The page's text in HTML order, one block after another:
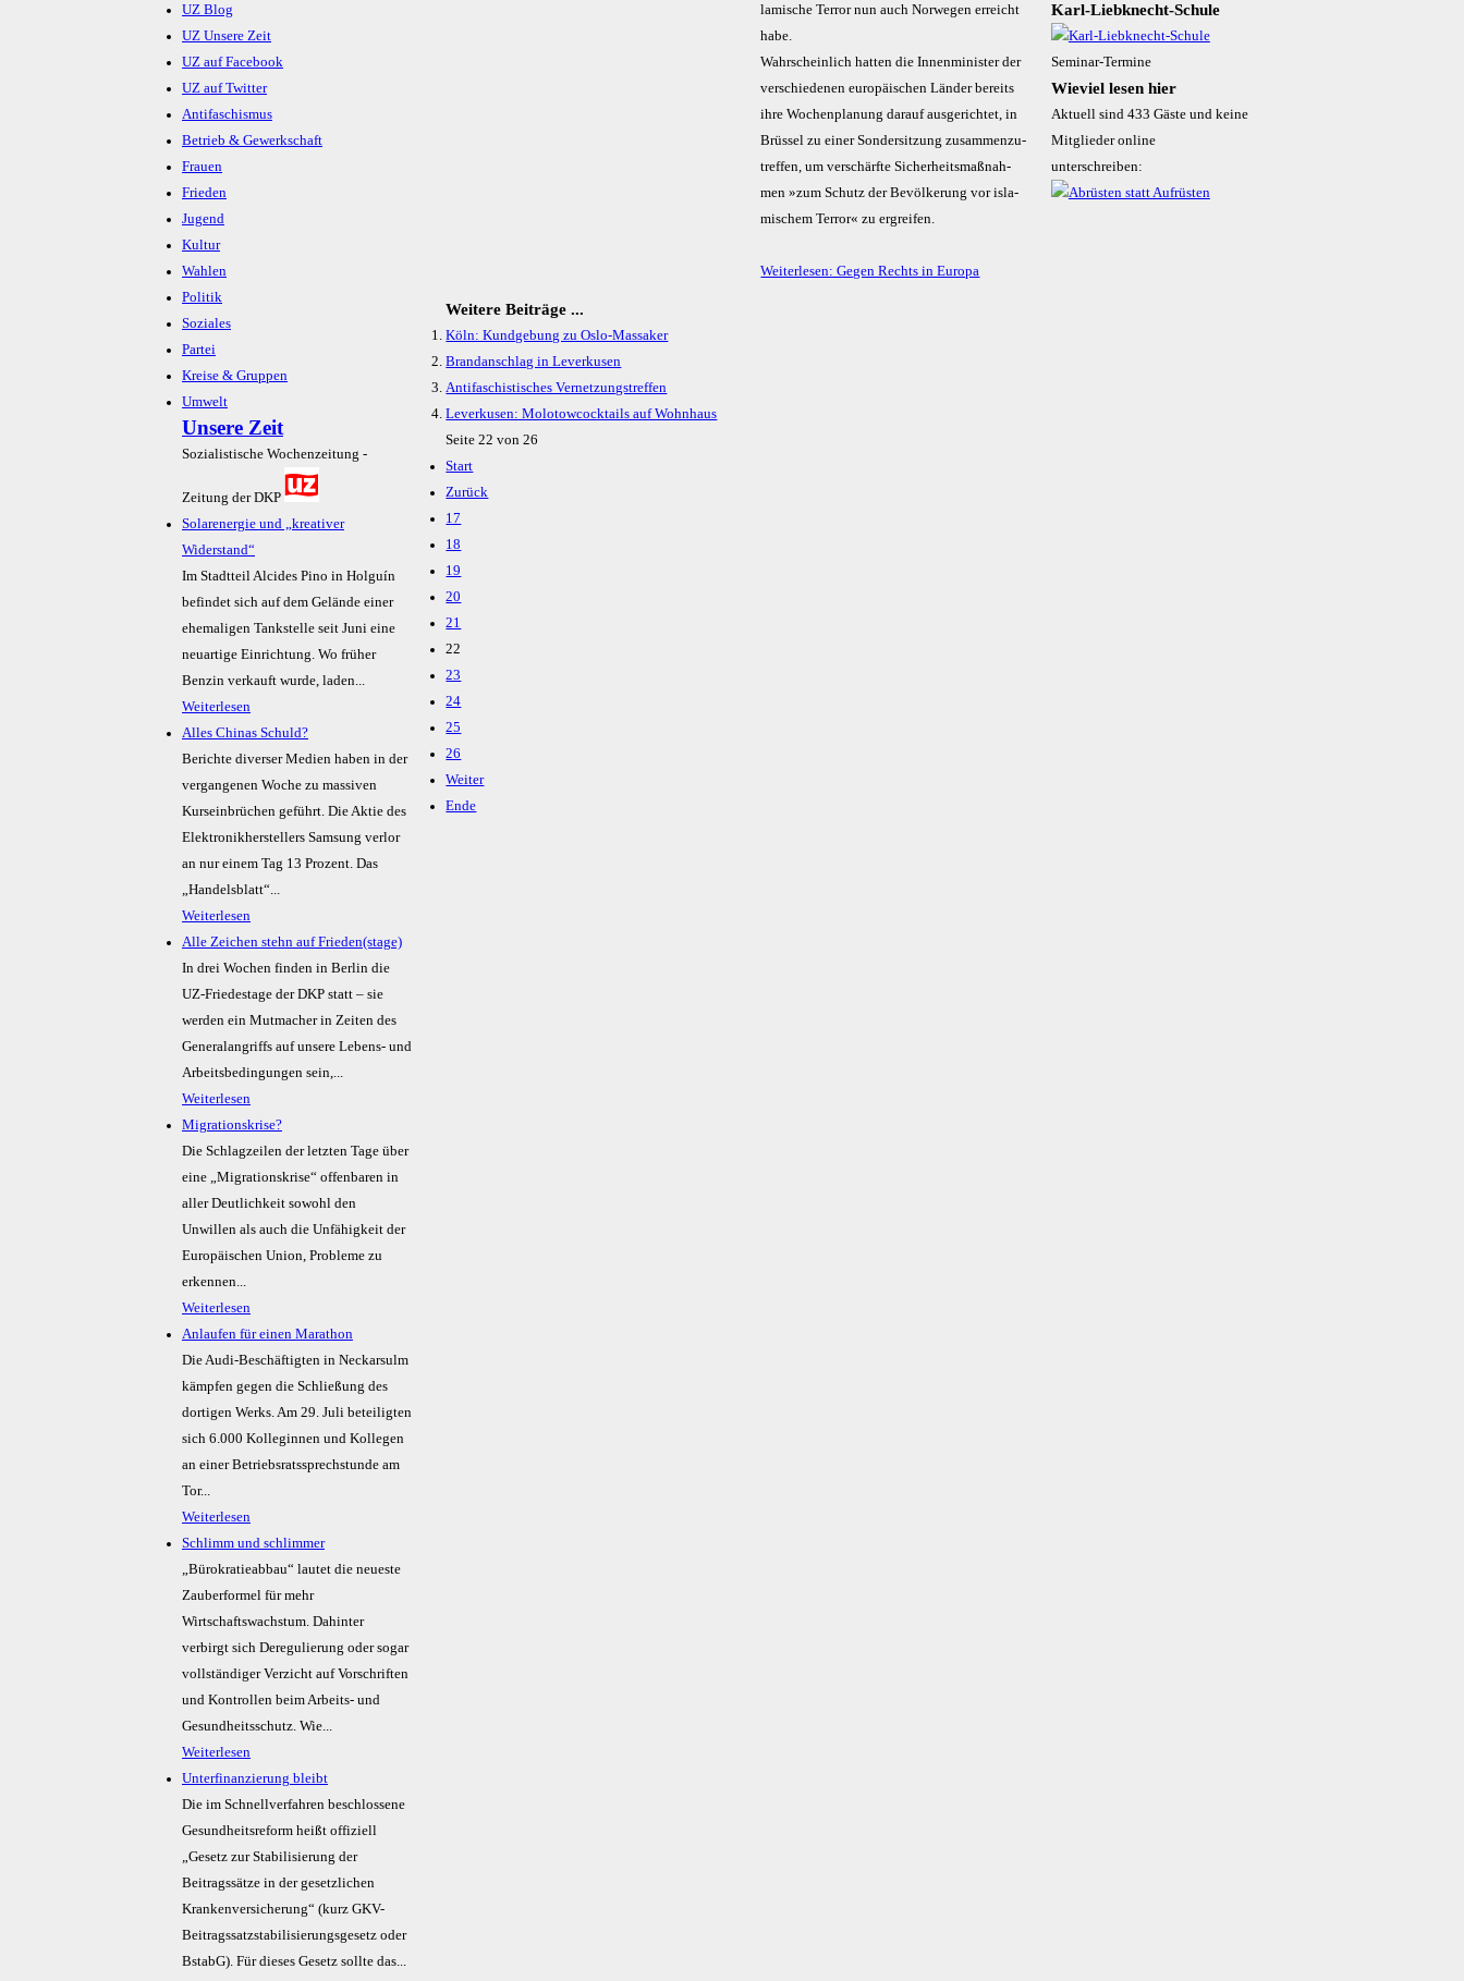
UZ Blog
UZ Unsere Zeit
UZ auf Facebook
UZ auf Twitter
Antifaschismus
Betrieb & Gewerkschaft
Frauen
Frieden
Jugend
Kultur
Wahlen
Politik
Soziales
Partei
Kreise & Gruppen
Umwelt
Unsere Zeit
Sozialistische Wochenzeitung -
Zeitung der DKP
Solarenergie und „kreativer
Widerstand“
Im Stadtteil Alcides Pino in Holguín
befindet sich auf dem Gelände einer
ehemaligen Tankstelle seit Juni eine
neuartige Einrichtung. Wo früher
Benzin verkauft wurde, laden...
Weiterlesen
Alles Chinas Schuld?
Berichte diverser Medien haben in der
vergangenen Woche zu massiven
Kurseinbrüchen geführt. Die Aktie des
Elektronikherstellers Samsung verlor
an nur einem Tag 13 Prozent. Das
„Handelsblatt“...
Weiterlesen
Alle Zeichen stehn auf Frieden(stage)
In drei Wochen finden in Berlin die
UZ-Friedestage der DKP statt – sie
werden ein Mutmacher in Zeiten des
Generalangriffs auf unsere Lebens- und
Arbeitsbedingungen sein,...
Weiterlesen
Migrationskrise?
Die Schlagzeilen der letzten Tage über
eine „Migrationskrise“ offenbaren in
aller Deutlichkeit sowohl den
Unwillen als auch die Unfähigkeit der
Europäischen Union, Probleme zu
erkennen...
Weiterlesen
Anlaufen für einen Marathon
Die Audi-Beschäftigten in Neckarsulm
kämpfen gegen die Schließung des
dortigen Werks. Am 29. Juli beteiligten
sich 6.000 Kolleginnen und Kollegen
an einer Betriebsratssprechstunde am
Tor...
Weiterlesen
Schlimm und schlimmer
„Bürokratieabbau“ lautet die neueste
Zauberformel für mehr
Wirtschaftswachstum. Dahinter
verbirgt sich Deregulierung oder sogar
vollständiger Verzicht auf Vorschriften
und Kontrollen beim Arbeits- und
Gesundheitsschutz. Wie...
Weiterlesen
Unterfinanzierung bleibt
Die im Schnellverfahren beschlossene
Gesundheitsreform heißt offiziell
„Gesetz zur Stabilisierung der
Beitragssätze in der gesetzlichen
Krankenversicherung“ (kurz GKV-
Beitragssatzstabilisierungsgesetz oder
BstabG). Für dieses Gesetz sollte das...
la­mi­sche Ter­ror nun auch Nor­we­gen er­reicht
habe.
Wahrscheinlich hatten die In­nen­mi­nis­ter der
ver­schie­de­nen euro­pä­ischen Länder bereits
ihre Wochenplanung darauf aus­ge­rich­tet, in
Brüssel zu einer Sonder­sit­zung zu­sam­men­zu­
tref­fen, um ver­schärf­te Sicher­heits­maß­nah­
men »zum Schutz der Bevöl­ke­rung vor isla­
mi­schem Terror« zu ergreifen.
Weiterlesen: Gegen Rechts in Europa
Weitere Beiträge ...
Köln: Kundgebung zu Oslo-Massaker
Brandanschlag in Leverkusen
Antifaschistisches Vernetzungstreffen
Leverkusen: Molotowcocktails auf Wohnhaus
Seite 22 von 26
Start
Zurück
17
18
19
20
21
22
23
24
25
26
Weiter
Ende
Karl-Liebknecht-­Schule
Seminar-Termine
Wieviel lesen hier
Aktuell sind 433 Gäste und keine
Mitglieder online
unterschreiben: